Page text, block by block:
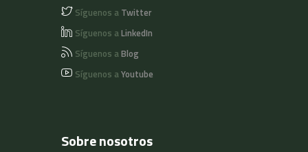
Síguenos a Twitter
Síguenos aLinkedIn
Síguenos aBlog
Síguenos aYoutube
Sobre nosotros